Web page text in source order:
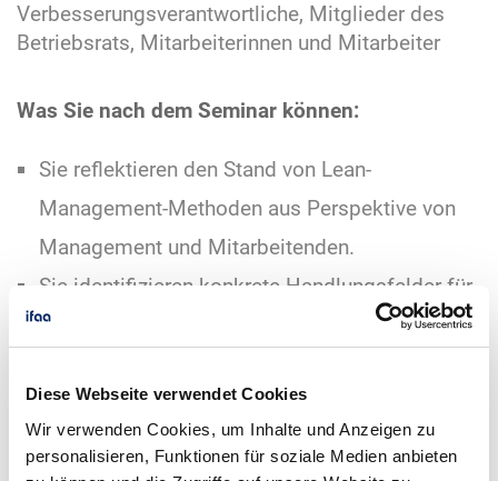
Diese Webseite verwendet Cookies
Wir verwenden Cookies, um Inhalte und Anzeigen zu
personalisieren, Funktionen für soziale Medien anbieten
Verbesserungsverantwortliche, Mitglieder des
Betriebsrats, Mitarbeiterinnen und Mitarbeiter
Was Sie nach dem Seminar können:
Sie reflektieren den Stand von Lean-
Management-Methoden aus Perspektive von
Management und Mitarbeitenden.
Sie identifizieren konkrete Handlungsfelder für
Verbesserungsmaßnahmen.
Management-Methoden sicherstellen.
Themenfeld